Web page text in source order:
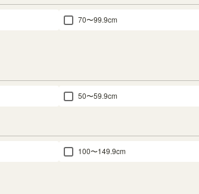
70〜99.9cm
50〜59.9cm
100〜149.9cm